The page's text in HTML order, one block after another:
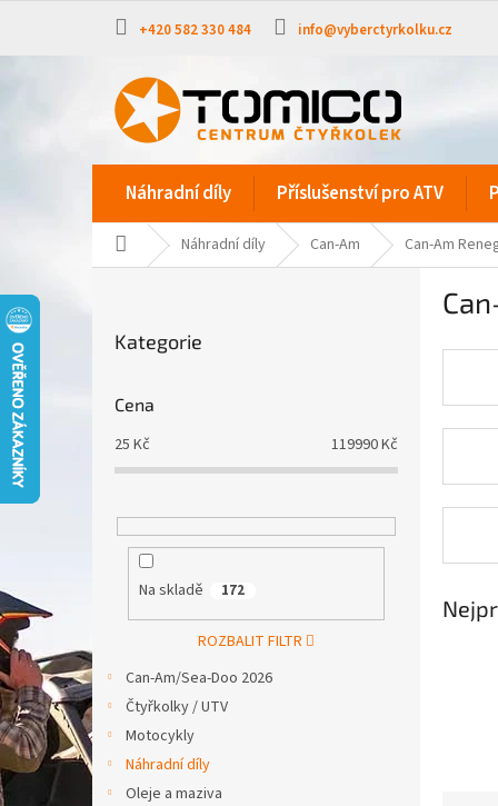
obsah
+420 582 330 484 info@vyberctyrkolku.cz
Náhradní díly Příslušenství pro ATV
Domů Náhradní díly Can-Am Can-Am
kategorie
Kategorie
Cena
25 Kč 119990Kč
Na skladě 172
ROZBALIT FILTR
Can-Am/Sea-Doo 2026
Čtyřkolky / UTV
Motocykly
Náhradní díly
Oleje a maziva